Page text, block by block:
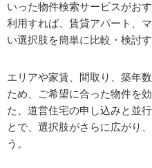
いった物件検索サービスがお
利用すれば、賃貸アパート、
い選択肢を簡単に比較・検討
エリアや家賃、間取り、築年
ため、ご希望に合った物件を
た、道営住宅の申し込みと並
とで、選択肢がさらに広がり
う。